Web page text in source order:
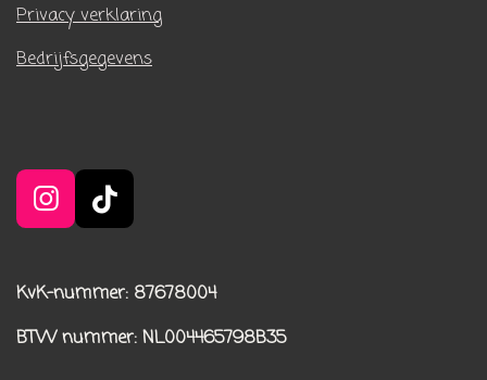
Privacy verklaring
Bedrijfsgegevens
I
n
t
a
g
T
i
T
o
k
KvK-nummer: 87678004
BTW nummer: NL004465798B35